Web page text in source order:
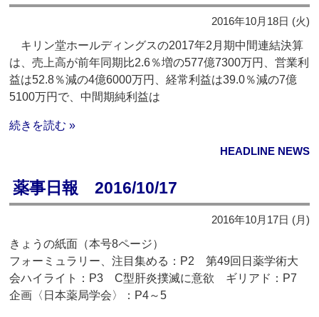
2016年10月18日 (火)
キリン堂ホールディングスの2017年2月期中間連結決算
は、売上高が前年同期比2.6％増の577億7300万円、営業利
益は52.8％減の4億6000万円、経常利益は39.0％減の7億
5100万円で、中間期純利益は
続きを読む »
HEADLINE NEWS
薬事日報 2016/10/17
2016年10月17日 (月)
きょうの紙面（本号8ページ）
フォーミュラリー、注目集める：P2 第49回日薬学術大
会ハイライト：P3 C型肝炎撲滅に意欲 ギリアド：P7
企画〈日本薬局学会〉：P4～5